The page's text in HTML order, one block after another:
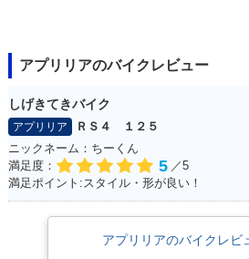
アプリリアのバイクレビュー
しげきてきバイク
アプリリア
ＲＳ４ １２５
ニックネーム：ちーくん
満足度：
5 ／5
満足ポイント:スタイル・形が良い！
アプリリアのバイクレビ